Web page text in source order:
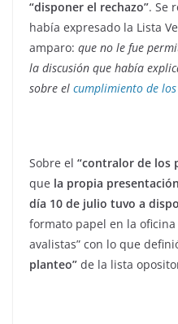
“disponer el rechazo”. Se
había expresado la Lista
amparo: que no le fue
la discusión que había
sobre el cumplimiento de
Sobre el “contralor de los
que la propia
día 10 de julio tuvo a
formato papel en la
avalistas” con lo que
planteo” de la lista